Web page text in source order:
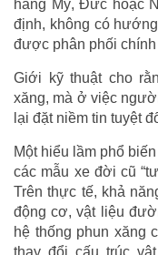
hàng Mỹ, Đức hoặc
định, không có
được phân phối chính
Giới kỹ thuật cho
xăng, mà ở việc
lại đặt niềm tin tuyệt
Một hiểu lầm phổ
các mẫu xe đời cũ
Trên thực tế, khả
động cơ, vật liệu
hệ thống phun xăng
thay đổi cấu trúc